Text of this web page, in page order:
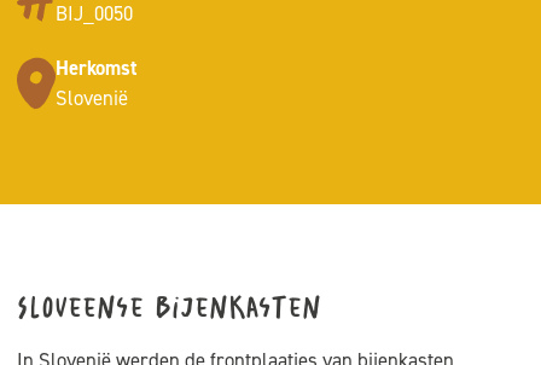
BIJ_0050
Herkomst
Slovenië
Sloveense bijenkasten
In Slovenië werden de frontplaatjes van bijenkasten